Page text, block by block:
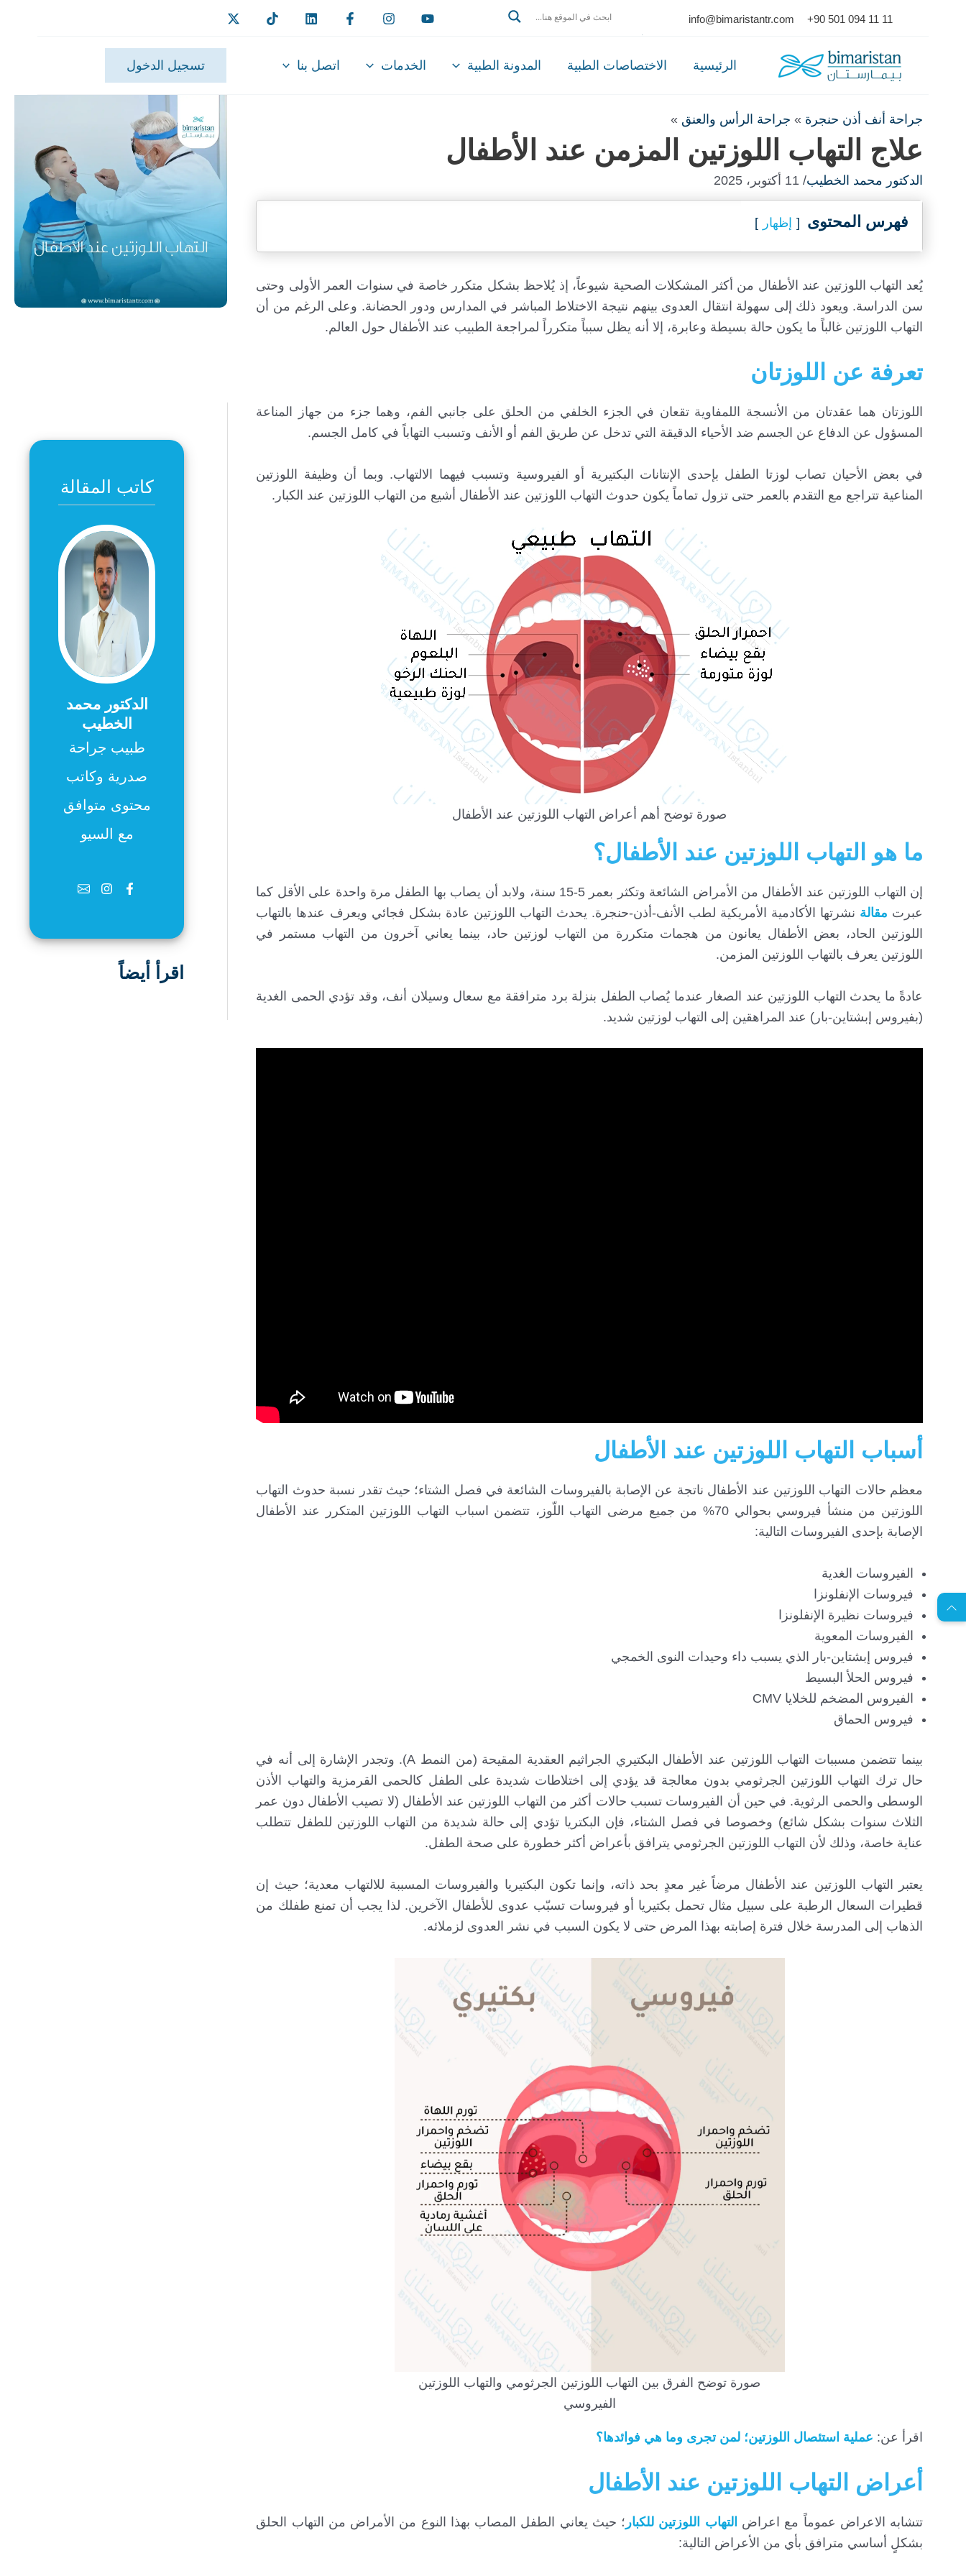
info@bimaristantr.com +90 501 094 11 11
الرئيسية الاختصاصات الطبية المدونة الطبية الخدمات اتصل بنا تسجيل الدخول
جراحة أنف أذن حنجرة » جراحة الرأس والعنق »
علاج التهاب اللوزتين المزمن عند الأطفال
الدكتور محمد الخطيب/ 11 أكتوبر، 2025
فهرس المحتوى إظهار
يُعد التهاب اللوزتين عند الأطفال من أكثر المشكلات الصحية شيوعاً، إذ يُلاحظ بشكل متكرر خاصة في سنوات العمر الأولى وحتى
سن الدراسة. ويعود ذلك إلى سهولة انتقال العدوى بينهم نتيجة الاختلاط المباشر في المدارس ودور الحضانة. وعلى الرغم من أن
التهاب اللوزتين غالباً ما يكون حالة بسيطة وعابرة، إلا أنه يظل سبباً متكرراً لمراجعة الطبيب عند الأطفال حول العالم.
تعرفة عن اللوزتان
اللوزتان هما عقدتان من الأنسجة اللمفاوية تقعان في الجزء الخلفي من الحلق على جانبي الفم، وهما جزء من جهاز المناعة
المسؤول عن الدفاع عن الجسم ضد الأحياء الدقيقة التي تدخل عن طريق الفم أو الأنف وتسبب التهاباً في كامل الجسم.
في بعض الأحيان تصاب لوزتا الطفل بإحدى الإنتانات البكتيرية أو الفيروسية وتسبب فيهما الالتهاب. وبما أن وظيفة اللوزتين
المناعية تتراجع مع التقدم بالعمر حتى تزول تماماً يكون حدوث التهاب اللوزتين عند الأطفال أشيع من التهاب اللوزتين عند الكبار.
صورة توضح أهم أعراض التهاب اللوزتين عند الأطفال
ما هو التهاب اللوزتين عند الأطفال؟
إن التهاب اللوزتين عند الأطفال من الأمراض الشائعة وتكثر بعمر 5-15 سنة، ولابد أن يصاب بها الطفل مرة واحدة على الأقل كما
عبرت مقالة نشرتها الأكادمية الأمريكية لطب الأنف-أذن-حنجرة. يحدث التهاب اللوزتين عادة بشكل فجائي ويعرف عندها بالتهاب
اللوزتين الحاد، بعض الأطفال يعانون من هجمات متكررة من التهاب لوزتين حاد، بينما يعاني آخرون من التهاب مستمر في
اللوزتين يعرف بالتهاب اللوزتين المزمن.
عادةً ما يحدث التهاب اللوزتين عند الصغار عندما يُصاب الطفل بنزلة برد مترافقة مع سعال وسيلان أنف، وقد تؤدي الحمى الغدية
(بفيروس إبشتاين-بار) عند المراهقين إلى التهاب لوزتين شديد.
أسباب التهاب اللوزتين عند الأطفال
معظم حالات التهاب اللوزتين عند الأطفال ناتجة عن الإصابة بالفيروسات الشائعة في فصل الشتاء؛ حيث تقدر نسبة حدوث التهاب
اللوزتين من منشأ فيروسي بحوالي 70% من جميع مرضى التهاب اللّوز، تتضمن اسباب التهاب اللوزتين المتكرر عند الأطفال
الإصابة بإحدى الفيروسات التالية:
الفيروسات الغدية
فيروسات الإنفلونزا
فيروسات نظيرة الإنفلونزا
الفيروسات المعوية
فيروس إبشتاين-بار الذي يسبب داء وحيدات النوى الخمجي
فيروس الحلأ البسيط
الفيروس المضخم للخلايا CMV
فيروس الحماق
بينما تتضمن مسببات التهاب اللوزتين عند الأطفال البكتيري الجراثيم العقدية المقيحة (من النمط A). وتجدر الإشارة إلى أنه في
حال ترك التهاب اللوزتين الجرثومي بدون معالجة قد يؤدي إلى اختلاطات شديدة على الطفل كالحمى القرمزية والتهاب الأذن
الوسطى والحمى الرثوية. في حين أن الفيروسات تسبب حالات أكثر من التهاب اللوزتين عند الأطفال (لا تصيب الأطفال دون عمر
الثلاث سنوات بشكل شائع) وخصوصا في فصل الشتاء، فإن البكتريا تؤدي إلى حالة شديدة من التهاب اللوزتين للطفل تتطلب
عناية خاصة، وذلك لأن التهاب اللوزتين الجرثومي يترافق بأعراض أكثر خطورة على صحة الطفل.
يعتبر التهاب اللوزتين عند الأطفال مرضاً غير معدٍ بحد ذاته، وإنما تكون البكتيريا والفيروسات المسببة للالتهاب معدية؛ حيث إن
قطيرات السعال الرطبة على سبيل مثال تحمل بكتيريا أو فيروسات تسبّب عدوى للأطفال الآخرين. لذا يجب أن تمنع طفلك من
الذهاب إلى المدرسة خلال فترة إصابته بهذا المرض حتى لا يكون السبب في نشر العدوى لزملائه.
صورة توضح الفرق بين التهاب اللوزتين الجرثومي والتهاب اللوزتين
الفيروسي
اقرأ عن: عملية استئصال اللوزتين؛ لمن تجرى وما هي فوائدها؟
أعراض التهاب اللوزتين عند الأطفال
تتشابه الاعراض عموماً مع اعراض التهاب اللوزتين للكبار ؛ حيث يعاني الطفل المصاب بهذا النوع من الأمراض من التهاب الحلق
بشكلٍ أساسي مترافق بأي من الأعراض التالية:
كاتب المقالة
الدكتور محمد
الخطيب
طبيب جراحة
صدرية وكاتب
محتوى متوافق
مع السيو
اقرأ أيضاً